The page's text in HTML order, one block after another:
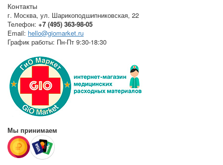
Контакты
г. Москва, ул. Шарикоподшипниковская, 22
Телефон: +7 (495) 363-98-05
Email: hello@giomarket.ru
График работы: Пн-Пт 9:30-18:30
Мы принимаем